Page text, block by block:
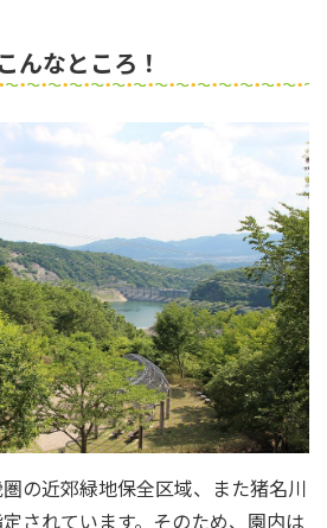
んなところ！
の近郊緑地保全区域、また猪名川
されています。そのため、園内は